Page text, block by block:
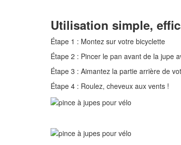
Utilisation simple,
Étape 1 : Montez sur votre bicyclette
Étape 2 : Pincer le pan avant de la jupe
Étape 3 : Aimantez la partie arrière de
Étape 4 : Roulez, cheveux aux vents !